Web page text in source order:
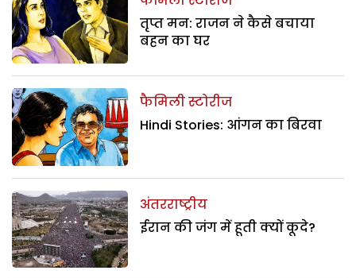
तृप्त मन: राजन ने कैसे बचाया
बहन का घर
फैमिली स्टोरीज
Hindi Stories: आंगन का बिरवा
अंतरराष्ट्रीय
ईरान की जंग में हूती क्यों कूदे?